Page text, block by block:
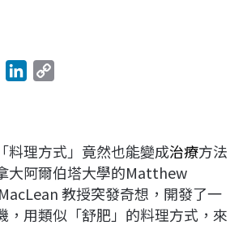
a
d
s
e
d
I
n
L
i
n
k
料理方式」竟然也能變成治療方法
大阿爾伯塔大學的Matthew
教授突發奇想，開發了一
，用類似「舒肥」的料理方式，來